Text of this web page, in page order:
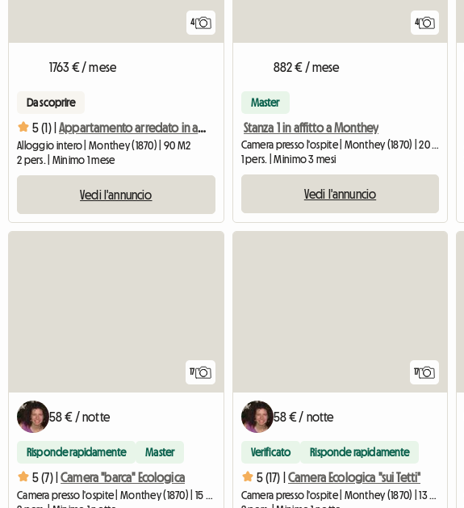
4
1763 € / mese
Da scoprire
5 (1) | Appartamento arredato in affitto
Alloggio intero | Monthey (1870) | 90 M2
2 pers. | Minimo 1 mese
Vedi l'annuncio
4
882 € / mese
Master
Stanza 1 in affitto a Monthey
1 pers. | Minimo 3 mesi
Vedi l'annuncio
17
58 € / notte
Risponde rapidamente Master
5 (7) | Camera "barca" Ecologica
Camera presso l'ospite | Monthey (1870) | 15 M2
17
58 € / notte
Verificato Risponde rapidamente
5 (17) | Camera Ecologica "sui Tetti"
Camera presso l'ospite | Monthey (1870) | 13 M2